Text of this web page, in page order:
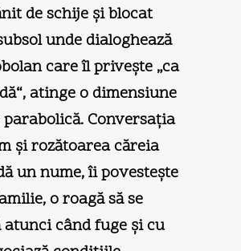
de schije şi blocat
unde dialoghează
care îl priveşte „ca
atinge o dimensiune
Conversaţia
şi rozătoarea căreia
un nume, îi povesteşte
o roagă să se
când fuge şi cu